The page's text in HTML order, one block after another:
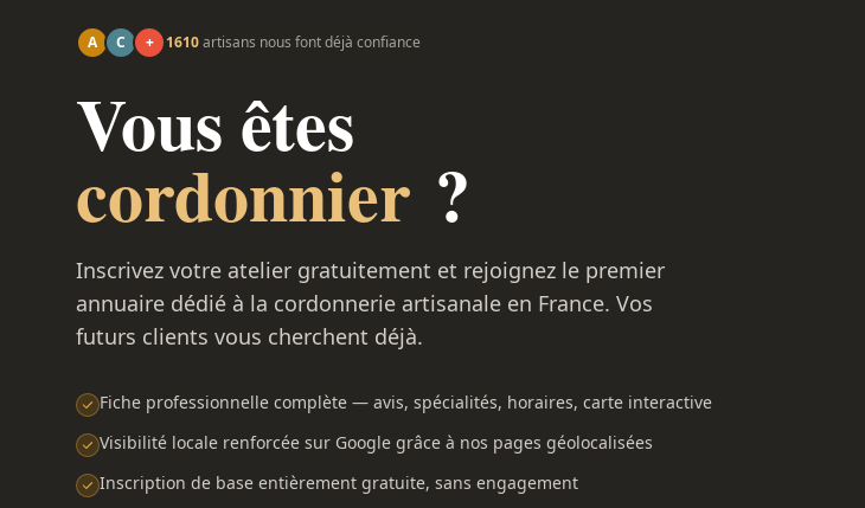
A C + 1610artisans nous font déjà confiance
Vous êtes
cordonnier ?
Inscrivez votre atelier gratuitement et rejoignez le premier
annuaire dédié à la cordonnerie artisanale en France. Vos
futurs clients vous cherchent déjà.
Fiche professionnelle complète — avis, spécialités, horaires, carte interactive
Visibilité locale renforcée sur Google grâce à nos pages géolocalisées
Inscription de base entièrement gratuite, sans engagement